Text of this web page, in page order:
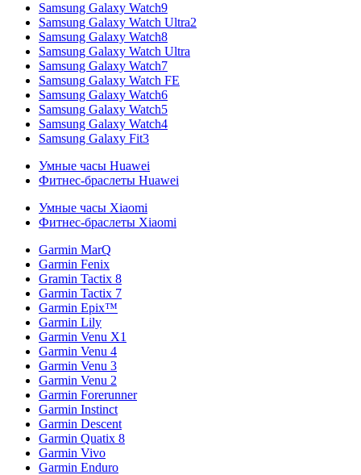
Samsung Galaxy Watch9
Samsung Galaxy Watch Ultra2
Samsung Galaxy Watch8
Samsung Galaxy Watch Ultra
Samsung Galaxy Watch7
Samsung Galaxy Watch FE
Samsung Galaxy Watch6
Samsung Galaxy Watch5
Samsung Galaxy Watch4
Samsung Galaxy Fit3
Умные часы Huawei
Фитнес-браслеты Huawei
Умные часы Xiaomi
Фитнес-браслеты Xiaomi
Garmin MarQ
Garmin Fenix
Gramin Tactix 8
Garmin Tactix 7
Garmin Epix™
Garmin Lily
Garmin Venu X1
Garmin Venu 4
Garmin Venu 3
Garmin Venu 2
Garmin Forerunner
Garmin Instinct
Garmin Descent
Garmin Quatix 8
Garmin Vivo
Garmin Enduro